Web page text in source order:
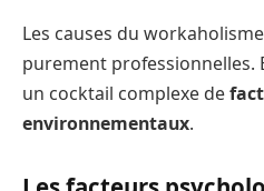
Les causes du
purement professionnelles.
un cocktail complexe de
environnementaux.